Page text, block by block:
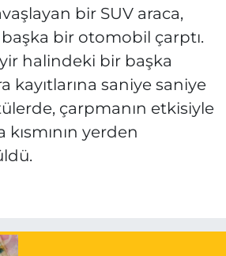
bir SUV araca,
bir otomobil çarptı.
halindeki bir başka
kayıtlarına saniye saniye
çarpmanın etkisiyle
kısmının yerden